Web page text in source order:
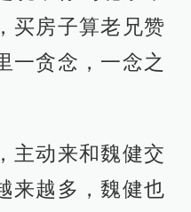
买房子算老兄赞
一贪念，一念之
主动来和魏健交
来越多，魏健也